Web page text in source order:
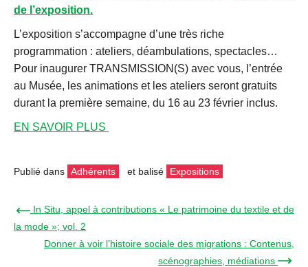
de l’exposition.
L’exposition s’accompagne d’une très riche
programmation : ateliers, déambulations, spectacles…
Pour inaugurer TRANSMISSION(S) avec vous, l’entrée
au Musée, les animations et les ateliers seront gratuits
durant la première semaine, du 16 au 23 février inclus.
EN SAVOIR PLUS
Publié dans Adhérents et balisé Expositions
← In Situ, appel à contributions « Le patrimoine du textile et de
la mode »; vol. 2
Donner à voir l’histoire sociale des migrations : Contenus,
scénographies, médiations →